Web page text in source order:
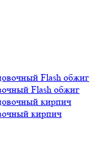
Flash обжиг
кирпич